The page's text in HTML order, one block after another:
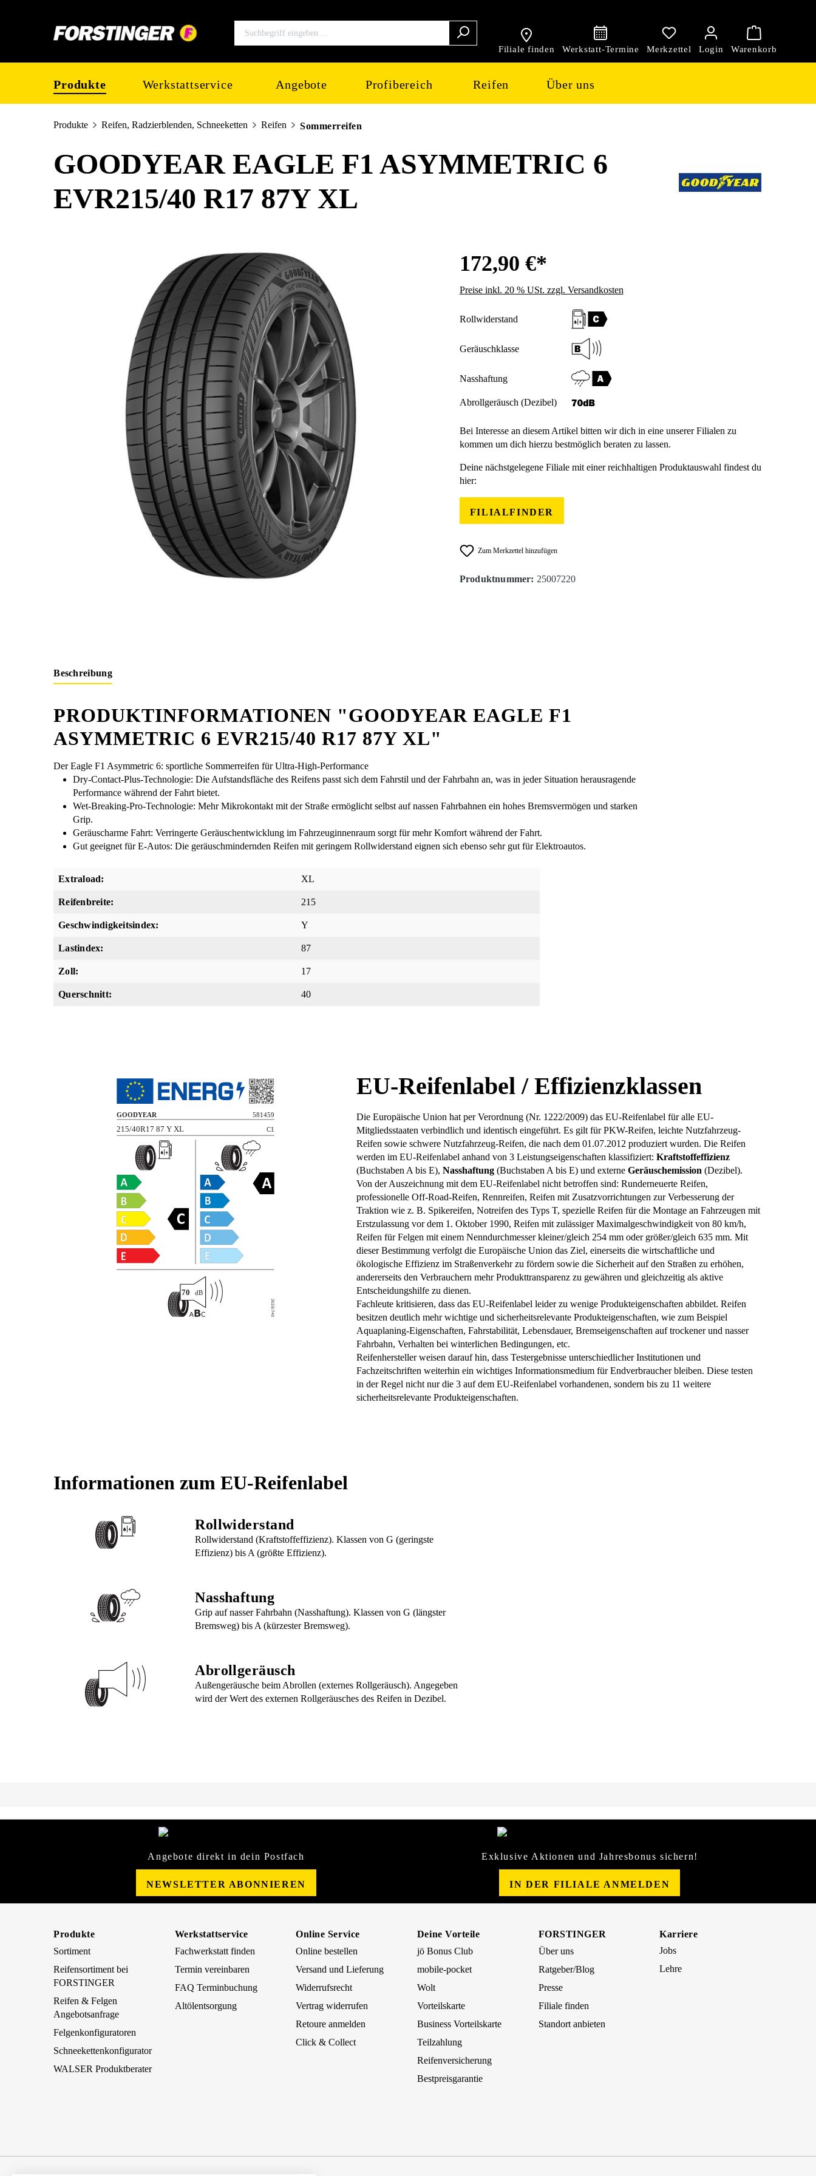
Filiale finden
Produkte Werkstattservice Angebote Profibereich Reifen Über uns
Produkte Reifen, Radzierblenden, Schneeketten Reifen Sommerreifen
GOODYEAR EAGLE F1 ASYMMETRIC 6
EVR215/40 R17 87Y XL
172,90 €*
Preise inkl. 20 % USt. zzgl. Versandkosten
Rollwiderstand
Geräuschklasse
Nasshaftung
Abrollgeräusch (Dezibel)
Bei Interesse an diesem Artikel bitten wir dich in eine unserer Filialen zu
kommen um dich hierzu bestmöglich beraten zu lassen.
Deine nächstgelegene Filiale mit einer reichhaltigen Produktauswahl findest du
hier:
FILIALFINDER
Zum Merkzettel hinzufügen
Produktnummer: 25007220
Beschreibung
PRODUKTINFORMATIONEN "GOODYEAR EAGLE F1
ASYMMETRIC 6 EVR215/40 R17 87Y XL"
Der Eagle F1 Asymmetric 6: sportliche Sommerreifen für Ultra-High-Performance
Dry-Contact-Plus-Technologie: Die Aufstandsfläche des Reifens passt sich dem Fahrstil und der Fahrbahn an, was in jeder Situation herausragende
Performance während der Fahrt bietet.
Wet-Breaking-Pro-Technologie: Mehr Mikrokontakt mit der Straße ermöglicht selbst auf nassen Fahrbahnen ein hohes Bremsvermögen und starken
Grip.
Geräuscharme Fahrt: Verringerte Geräuschentwicklung im Fahrzeuginnenraum sorgt für mehr Komfort während der Fahrt.
Gut geeignet für E-Autos: Die geräuschmindernden Reifen mit geringem Rollwiderstand eignen sich ebenso sehr gut für Elektroautos.
Extraload: XL
Reifenbreite: 215
Geschwindigkeitsindex: Y
Lastindex: 87
Zoll: 17
Querschnitt: 40
EU-Reifenlabel / Effizienzklassen
Die Europäische Union hat per Verordnung (Nr. 1222/2009) das EU-Reifenlabel für alle EU-
Mitgliedsstaaten verbindlich und identisch eingeführt. Es gilt für PKW-Reifen, leichte Nutzfahrzeug-
Reifen sowie schwere Nutzfahrzeug-Reifen, die nach dem 01.07.2012 produziert wurden. Die Reifen
werden im EU-Reifenlabel anhand von 3 Leistungseigenschaften klassifiziert:Kraftstoffeffizienz
(Buchstaben A bis E),Nasshaftung (Buchstaben A bis E) und externeGeräuschemission (Dezibel).
Von der Auszeichnung mit dem EU-Reifenlabel nicht betroffen sind: Runderneuerte Reifen,
professionelle Off-Road-Reifen, Rennreifen, Reifen mit Zusatzvorrichtungen zur Verbesserung der
Traktion wie z. B. Spikereifen, Notreifen des Typs T, spezielle Reifen für die Montage an Fahrzeugen mit
Erstzulassung vor dem 1. Oktober 1990, Reifen mit zulässiger Maximalgeschwindigkeit von 80 km/h,
Reifen für Felgen mit einem Nenndurchmesser kleiner/gleich 254 mm oder größer/gleich 635 mm. Mit
dieser Bestimmung verfolgt die Europäische Union das Ziel, einerseits die wirtschaftliche und
ökologische Effizienz im Straßenverkehr zu fördern sowie die Sicherheit auf den Straßen zu erhöhen,
andererseits den Verbrauchern mehr Produkttransparenz zu gewähren und gleichzeitig als aktive
Entscheidungshilfe zu dienen.
Fachleute kritisieren, dass das EU-Reifenlabel leider zu wenige Produkteigenschaften abbildet. Reifen
besitzen deutlich mehr wichtige und sicherheitsrelevante Produkteigenschaften, wie zum Beispiel
Aquaplaning-Eigenschaften, Fahrstabilität, Lebensdauer, Bremseigenschaften auf trockener und nasser
Fahrbahn, Verhalten bei winterlichen Bedingungen, etc.
Reifenhersteller weisen darauf hin, dass Testergebnisse unterschiedlicher Institutionen und
Fachzeitschriften weiterhin ein wichtiges Informationsmedium für Endverbraucher bleiben. Diese testen
in der Regel nicht nur die 3 auf dem EU-Reifenlabel vorhandenen, sondern bis zu 11 weitere
sicherheitsrelevante Produkteigenschaften.
Informationen zum EU-Reifenlabel
Rollwiderstand
Rollwiderstand (Kraftstoffeffizienz). Klassen von G (geringste
Effizienz) bis A (größte Effizienz).
Nasshaftung
Grip auf nasser Fahrbahn (Nasshaftung). Klassen von G (längster
Bremsweg) bis A (kürzester Bremsweg).
Abrollgeräusch
Außengeräusche beim Abrollen (externes Rollgeräusch). Angegeben
wird der Wert des externen Rollgeräusches des Reifen in Dezibel.
Angebote direkt in dein Postfach
NEWSLETTER ABONNIEREN
Exklusive Aktionen und Jahresbonus sichern!
IN DER FILIALE ANMELDEN
Produkte
Sortiment
Reifensortiment bei
FORSTINGER
Reifen & Felgen
Angebotsanfrage
Felgenkonfiguratoren
Schneekettenkonfigurator
WALSER Produktberater
Werkstattservice
Fachwerkstatt finden
Termin vereinbaren
FAQ Terminbuchung
Altölentsorgung
Online Service
Online bestellen
Versand und Lieferung
Widerrufsrecht
Vertrag widerrufen
Retoure anmelden
Click & Collect
Deine Vorteile
jö Bonus Club
mobile-pocket
Wolt
Vorteilskarte
Business Vorteilskarte
Teilzahlung
Reifenversicherung
Bestpreisgarantie
FORSTINGER
Über uns
Ratgeber/Blog
Presse
Filiale finden
Standort anbieten
Karriere
Jobs
Lehre